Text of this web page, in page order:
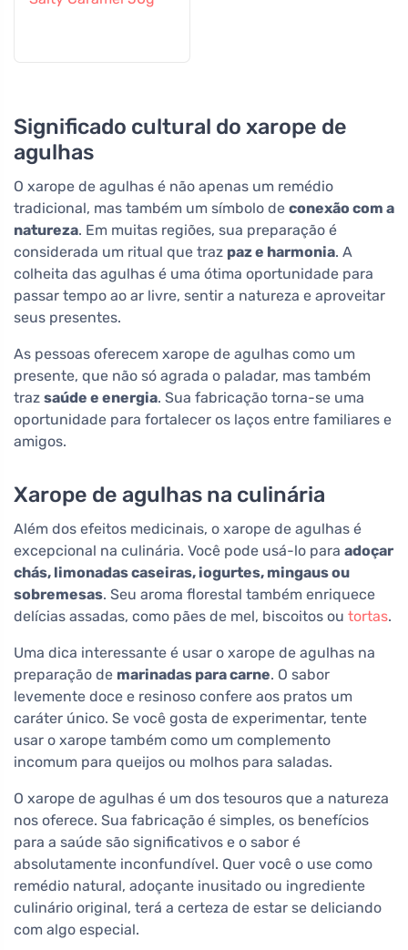
Significado cultural do xarope de
agulhas
O xarope de agulhas é não apenas um remédio
tradicional, mas também um símbolo de conexão com a
natureza. Em muitas regiões, sua preparação é
considerada um ritual que traz paz e harmonia. A
colheita das agulhas é uma ótima oportunidade para
passar tempo ao ar livre, sentir a natureza e aproveitar
seus presentes.
As pessoas oferecem xarope de agulhas como um
presente, que não só agrada o paladar, mas também
traz saúde e energia. Sua fabricação torna-se uma
oportunidade para fortalecer os laços entre familiares e
amigos.
Xarope de agulhas na culinária
Além dos efeitos medicinais, o xarope de agulhas é
excepcional na culinária. Você pode usá-lo para adoçar
chás, limonadas caseiras, iogurtes, mingaus ou
sobremesas. Seu aroma florestal também enriquece
delícias assadas, como pães de mel, biscoitos ou tortas.
Uma dica interessante é usar o xarope de agulhas na
preparação de marinadas para carne. O sabor
levemente doce e resinoso confere aos pratos um
caráter único. Se você gosta de experimentar, tente
usar o xarope também como um complemento
incomum para queijos ou molhos para saladas.
O xarope de agulhas é um dos tesouros que a natureza
nos oferece. Sua fabricação é simples, os benefícios
para a saúde são significativos e o sabor é
absolutamente inconfundível. Quer você o use como
remédio natural, adoçante inusitado ou ingrediente
culinário original, terá a certeza de estar se deliciando
com algo especial.